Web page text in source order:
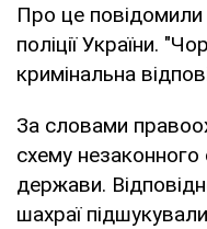
Про це повідомили
поліції України.
кримінальна
За словами
схему
держави.
шахраї